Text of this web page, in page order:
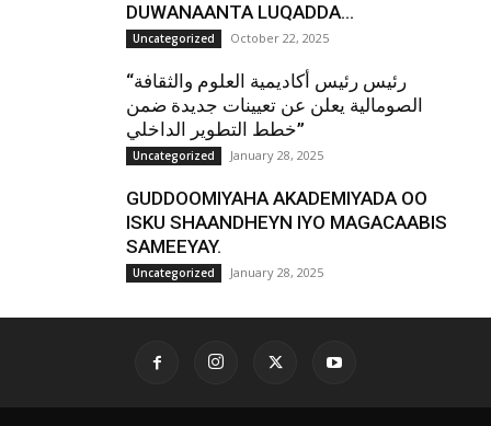
DUWANAANTA LUQADDA...
Uncategorized October 22, 2025
“رئيس رئيس أكاديمية العلوم والثقافة
الصومالية يعلن عن تعيينات جديدة ضمن
خطط التطوير الداخلي”
Uncategorized January 28, 2025
GUDDOOMIYAHA AKADEMIYADA OO
ISKU SHAANDHEYN IYO MAGACAABIS
SAMEEYAY.
Uncategorized January 28, 2025